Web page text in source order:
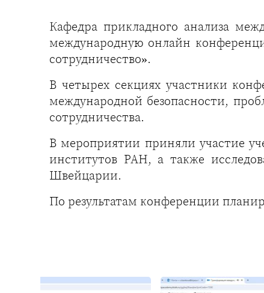
Кафедра прикладного анализа
международную онлайн
сотрудничество».
В четырех секциях участники
международной безопасности,
сотрудничества.
В мероприятии приняли участие
институтов РАН, а также
Швейцарии.
По результатам конференции